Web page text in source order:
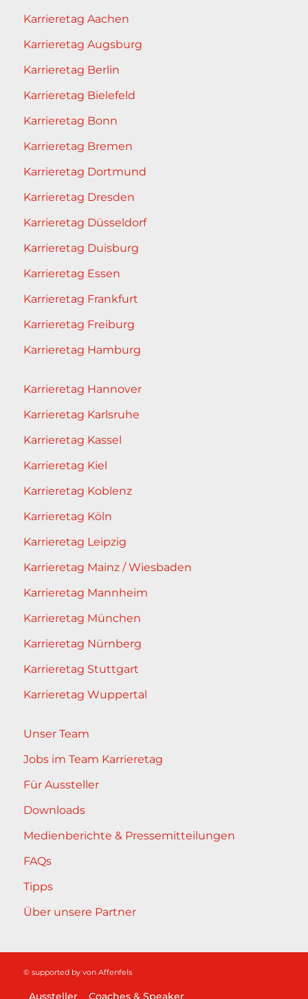
Karrieretag Aachen
Karrieretag Augsburg
Karrieretag Berlin
Karrieretag Bielefeld
Karrieretag Bonn
Karrieretag Bremen
Karrieretag Dortmund
Karrieretag Dresden
Karrieretag Düsseldorf
Karrieretag Duisburg
Karrieretag Essen
Karrieretag Frankfurt
Karrieretag Freiburg
Karrieretag Hamburg
Karrieretag Hannover
Karrieretag Karlsruhe
Karrieretag Kassel
Karrieretag Kiel
Karrieretag Koblenz
Karrieretag Köln
Karrieretag Leipzig
Karrieretag Mainz / Wiesbaden
Karrieretag Mannheim
Karrieretag München
Karrieretag Nürnberg
Karrieretag Stuttgart
Karrieretag Wuppertal
Unser Team
Jobs im Team Karrieretag
Für Aussteller
Downloads
Medienberichte & Pressemitteilungen
FAQs
Tipps
Über unsere Partner
© supported by von Affenfels
Aussteller Coaches & Speaker